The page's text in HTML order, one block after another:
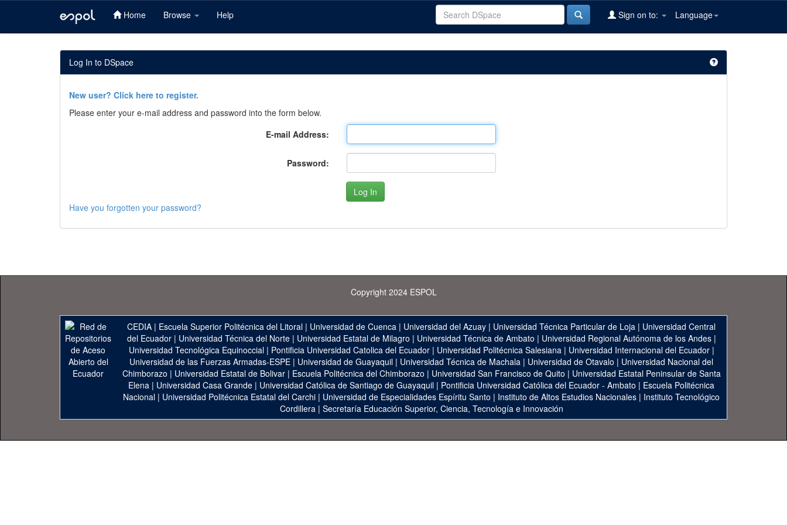
Home Browse Help Language
Sign on to:
Log In to DSpace
New user? Click here to register.
Please enter your e-mail address and password into the form below.
E-mail Address:
Password:
Have you forgotten your password?
Copyright 2024 ESPOL
CEDIA | Escuela Superior Politécnica del Litoral | Universidad de Cuenca | Universidad del Azuay | Universidad Técnica Particular de Loja | Universidad Central
del Ecuador| Universidad Técnica del Norte| Universidad Estatal de Milagro | Universidad Técnica de Ambato | Universidad Regional Autónoma de los Andes|
Universidad Tecnológica Equinoccial| Pontificia Universidad Catolica del Ecuador| Universidad Politécnica Salesiana| Universidad Internacional del Ecuador|
Universidad de las Fuerzas Armadas-ESPE | Universidad de Guayaquil | Universidad Técnica de Machala | Universidad de Otavalo | Universidad Nacional del
Chimborazo | Universidad Estatal de Bolivar| Escuela Politécnica del Chimborazo | Universidad San Francisco de Quito | Universidad Estatal Peninsular de Santa
Elena | Universidad Casa Grande | Universidad Católica de Santiago de Guayaquil | Pontificia Universidad Católica del Ecuador - Ambato | Escuela Politécnica
Nacional | Universidad Politécnica Estatal del Carchi | Universidad de Especialidades Espíritu Santo | Instituto de Altos Estudios Nacionales | Instituto Tecnológico
Cordillera| Secretaría Educación Superior, Ciencia, Tecnología e Innovación